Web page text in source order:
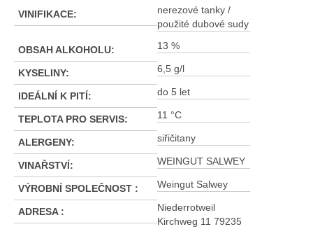
VINIFIKACE:
nerezové tanky /
použité dubové sudy
OBSAH ALKOHOLU: 13 %
KYSELINY: 6,5 g/l
IDEÁLNÍ K PITÍ: do 5 let
TEPLOTA PRO SERVIS: 11 °C
ALERGENY: siřičitany
VINAŘSTVÍ: WEINGUT SALWEY
VÝROBNÍ SPOLEČNOST : Weingut Salwey
ADRESA :
Niederrotweil
Kirchweg 11 79235